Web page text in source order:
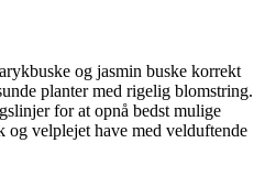
og jasmin buske korrekt
planter med rigelig blomstring.
for at opnå bedst mulige
og velplejet have med velduftende